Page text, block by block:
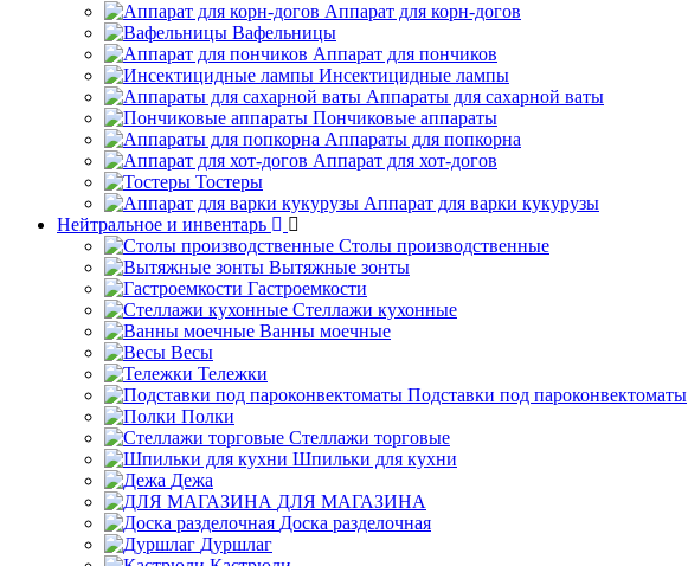
Аппарат для корн-догов
Вафельницы
Аппарат для пончиков
Инсектицидные лампы
Аппараты для сахарной ваты
Пончиковые аппараты
Аппараты для попкорна
Аппарат для хот-догов
Тостеры
Аппарат для варки кукурузы
Нейтральное и инвентарь
Столы производственные
Вытяжные зонты
Гастроемкости
Стеллажи кухонные
Ванны моечные
Весы
Тележки
Подставки под пароконвектоматы
Полки
Стеллажи торговые
Шпильки для кухни
Дежа
ДЛЯ МАГАЗИНА
Доска разделочная
Дуршлаг